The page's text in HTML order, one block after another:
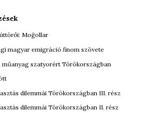
Moğollar
magyar emigráció finom szövete
műanyag szatyorért Törökországban
dilemmái Törökországban III. rész
dilemmái Törökországban II. rész